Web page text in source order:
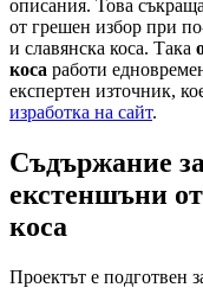
описания. Това
от грешен избор при
и славянска коса. Така
коса работи
експертен източник,
изработка на сайт.
Съдържание
екстеншъни
коса
Проектът е подготвен